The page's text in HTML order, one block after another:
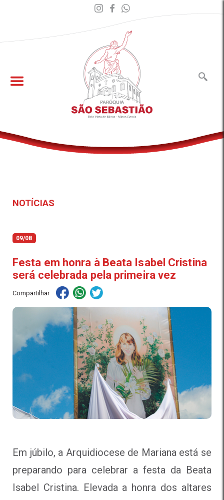
NOTÍCIAS
09/08
Festa em honra à Beata Isabel Cristina
será celebrada pela primeira vez
Compartilhar
Em júbilo, a Arquidiocese de Mariana está se
preparando para celebrar a festa da Beata
Isabel Cristina. Elevada a honra dos altares